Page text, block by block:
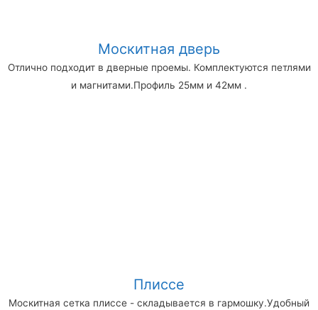
Москитная дверь
Отлично подходит в дверные проемы. Комплектуются петлями
и магнитами.Профиль 25мм и 42мм .
Плиссе
Москитная сетка плиссе - складывается в гармошку.Удобный